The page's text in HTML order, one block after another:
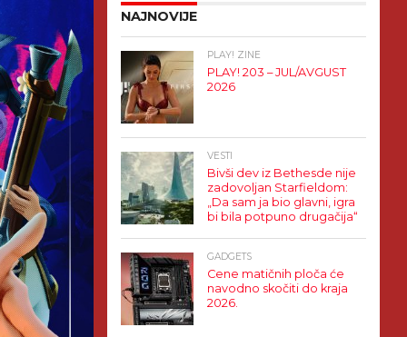
NAJNOVIJE
PLAY! ZINE
PLAY! 203 – JUL/AVGUST
2026
VESTI
Bivši dev iz Bethesde nije
zadovoljan Starfieldom:
„Da sam ja bio glavni, igra
bi bila potpuno drugačija“
GADGETS
Cene matičnih ploča će
navodno skočiti do kraja
2026.